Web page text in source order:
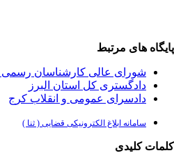
پایگاه های مرتبط
شورای عالی کارشناسان رسمی
دادگستری کل استان البرز
دادسرای عمومی و انقلاب کرج
سامانه ابلاغ الکترونیکی قضایی ( ثنا )
کلمات کلیدی